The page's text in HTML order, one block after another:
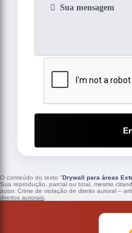
O conteúdo do texto "Drywall para áreas
Sua reprodução, parcial ou total, mesmo
autor. Crime de violação de direito autoral –
direitos autorais.